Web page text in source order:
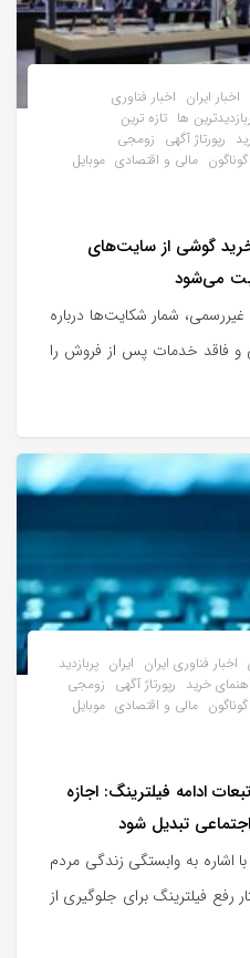
اخبار ایران اخبار فناوری
ها تازه ترین
رپورتاژ آگهی زومجی
گوناگون مالی و اقتصادی موبایل
خرید گوشی از سایت‌های
ثبت می‌شود
غیررسمی، شمار شکایت‌ها درباره
فاقد خدمات پس از فروش را
اخبار فناوری ایران ایران پربازدید
خرید رپورتاژ آگهی زومجی
گوناگون مالی و اقتصادی موبایل
ادامه فیلترینگ: اجازه
تبدیل شود
به وابستگی زندگی مردم
رفع فیلترینگ برای جلوگیری از